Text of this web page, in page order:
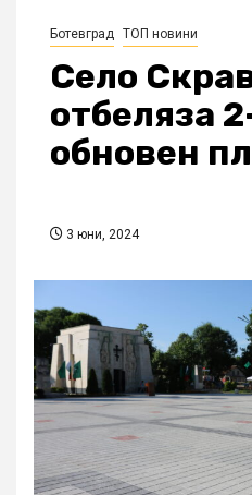
Ботевград ТОП новини
Село
отбеляза
обновен
3 юни, 2024